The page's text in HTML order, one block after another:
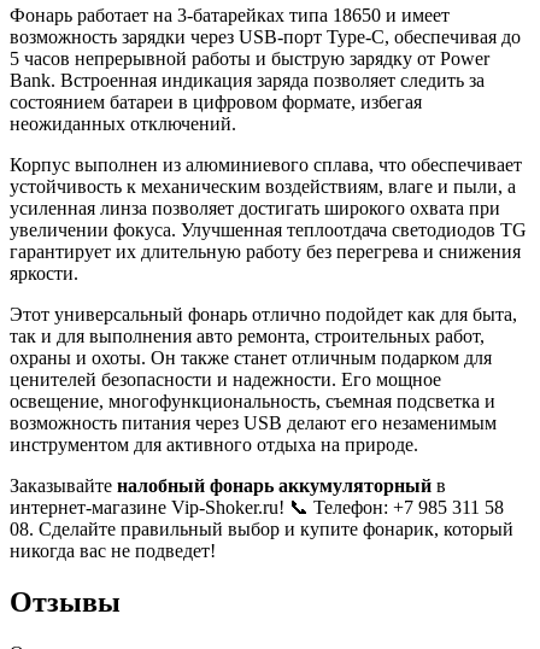
Фонарь работает на 3-батарейках типа 18650 и имеет
возможность зарядки через USB-порт Type-C, обеспечивая до
5 часов непрерывной работы и быструю зарядку от Power
Bank. Встроенная индикация заряда позволяет следить за
состоянием батареи в цифровом формате, избегая
неожиданных отключений.
Корпус выполнен из алюминиевого сплава, что обеспечивает
устойчивость к механическим воздействиям, влаге и пыли, а
усиленная линза позволяет достигать широкого охвата при
увеличении фокуса. Улучшенная теплоотдача светодиодов TG
гарантирует их длительную работу без перегрева и снижения
яркости.
Этот универсальный фонарь отлично подойдет как для быта,
так и для выполнения авто ремонта, строительных работ,
охраны и охоты. Он также станет отличным подарком для
ценителей безопасности и надежности. Его мощное
освещение, многофункциональность, съемная подсветка и
возможность питания через USB делают его незаменимым
инструментом для активного отдыха на природе.
Заказывайте налобный фонарь аккумуляторный в
интернет-магазине Vip-Shoker.ru! 📞 Телефон: +7 985 311 58
08. Сделайте правильный выбор и купите фонарик, который
никогда вас не подведет!
Отзывы